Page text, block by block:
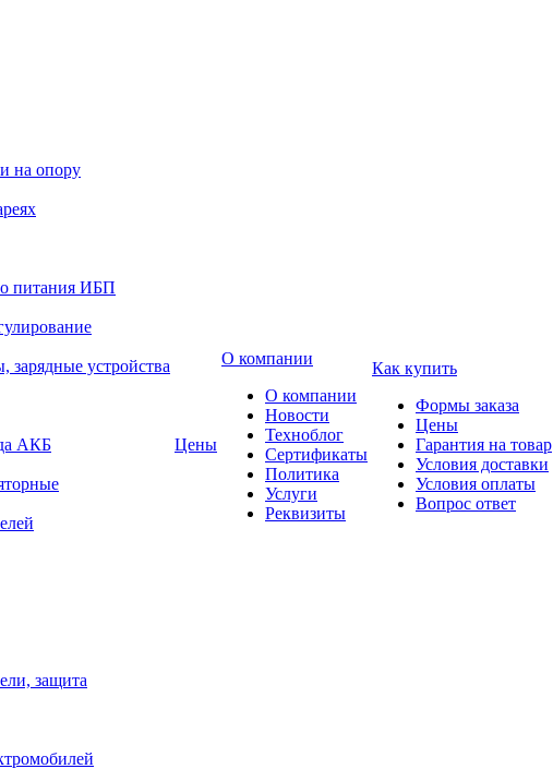
на опору
питания ИБП
зарядные устройства
АКБ
защита
Цены
О компании
О компании
Новости
Техноблог
Сертификаты
Политика
Услуги
Реквизиты
Как купить
Формы заказа
Цены
Гарантия на товар
Условия доставки
Условия оплаты
Вопрос ответ